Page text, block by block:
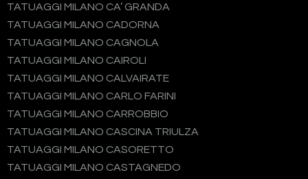
TATUAGGI MILANO CA’ GRANDA
TATUAGGI MILANO CADORNA
TATUAGGI MILANO CAGNOLA
TATUAGGI MILANO CAIROLI
TATUAGGI MILANO CALVAIRATE
TATUAGGI MILANO CARLO FARINI
TATUAGGI MILANO CARROBBIO
TATUAGGI MILANO CASCINA TRIULZA
TATUAGGI MILANO CASORETTO
TATUAGGI MILANO CASTAGNEDO